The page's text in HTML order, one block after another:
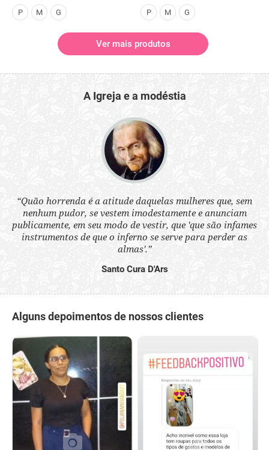
P M G P M G
Ver mais produtos
A Igreja e a modéstia
“Quão horrenda é a atitude daquelas mulheres que, sem
nenhum pudor, se vestem imodestamente e anunciam
publicamente, em seu modo de vestir, que 'que são infames
instrumentos de que o inferno se serve para perder as
almas'.”
Santo Cura D'Ars
Alguns depoimentos de nossos clientes